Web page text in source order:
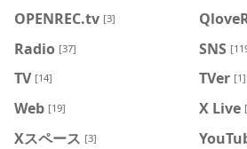
OPENREC.tv [3]
Radio [37] SNS
TV [14] TVer [1]
Web [19] X Live
Xスペース [3]